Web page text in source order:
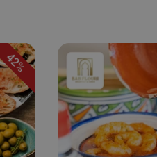
42%